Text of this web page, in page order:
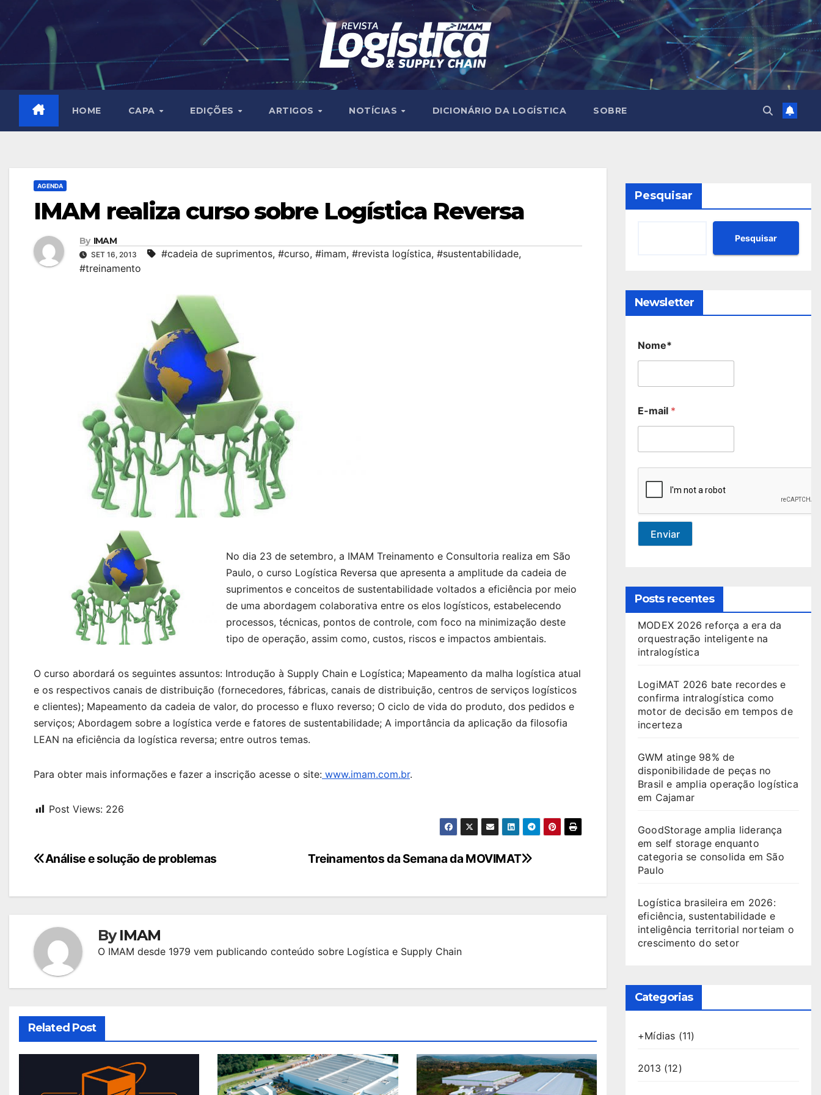
content
HOME CAPA EDIÇÕES ARTIGOS NOTÍCIAS DICIONÁRIO DA LOGÍSTICA SOBRE
AGENDA
IMAM realiza curso sobre Logística Reversa
By IMAM
SET 16, 2013 #cadeia de suprimentos, #curso, #imam, #revista logística, #sustentabilidade,
#treinamento
No dia 23 de setembro, a IMAM Treinamento e Consultoria realiza em São
Paulo, o curso Logística Reversa que apresenta a amplitude da cadeia de
suprimentos e conceitos de sustentabilidade voltados a eficiência por meio
de uma abordagem colaborativa entre os elos logísticos, estabelecendo
processos, técnicas, pontos de controle, com foco na minimização deste
tipo de operação, assim como, custos, riscos e impactos ambientais.
O curso abordará os seguintes assuntos: Introdução à Supply Chain e Logística; Mapeamento da malha logística atual
e os respectivos canais de distribuição (fornecedores, fábricas, canais de distribuição, centros de serviços logísticos
e clientes); Mapeamento da cadeia de valor, do processo e fluxo reverso; O ciclo de vida do produto, dos pedidos e
serviços; Abordagem sobre a logística verde e fatores de sustentabilidade; A importância da aplicação da filosofia
LEAN na eficiência da logística reversa; entre outros temas.
Para obter mais informações e fazer a inscrição acesse o site: www.imam.com.br.
Post Views: 226
Navegação
Treinamentos da Semana da MOVIMAT
Análise e solução de problemas
ByIMAM
O IMAM desde 1979 vem publicando conteúdo sobre Logística e Supply Chain
Related Post
Pesquisar
Pesquisar
Newsletter
Nome*
E-mail *
Enviar
Posts recentes
MODEX 2026 reforça a era da
orquestração inteligente na
intralogística
LogiMAT 2026 bate recordes e
confirma intralogística como
motor de decisão em tempos de
incerteza
GWM atinge 98% de
disponibilidade de peças no
Brasil e amplia operação logística
em Cajamar
GoodStorage amplia liderança
em self storage enquanto
categoria se consolida em São
Paulo
Logística brasileira em 2026:
eficiência, sustentabilidade e
inteligência territorial norteiam o
crescimento do setor
Categorias
+Mídias (11)
2013 (12)